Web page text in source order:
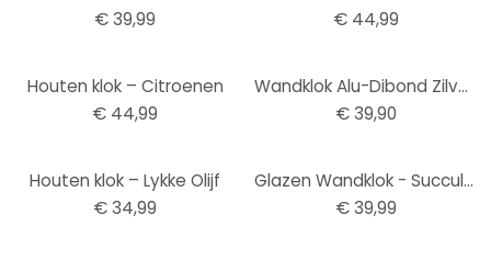
€ 39,99
€ 44,99
Houten klok – Citroenen
€ 44,99
Wandklok Alu-Dibond Zilver effect Ø 28 cm
€ 39,90
Houten klok – Lykke Olijf
€ 34,99
Glazen Wandklok - Succulenten
€ 39,99